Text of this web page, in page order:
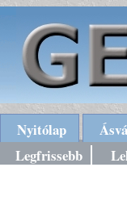
Nyitólap
Legfrissebb